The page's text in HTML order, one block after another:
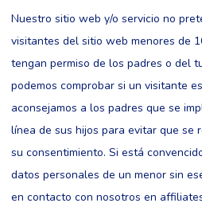
Nuestro sitio web y/o servicio no
visitantes del sitio web menores de
tengan permiso de los padres o del
podemos comprobar si un visitante
aconsejamos a los padres que se
línea de sus hijos para evitar que se
su consentimiento. Si está
datos personales de un menor sin
en contacto con nosotros en